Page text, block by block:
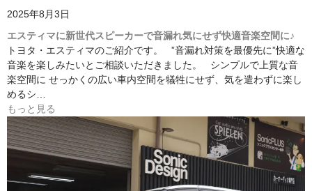
2025年8月3日
エスティマに新世代スピーカーで音漏れ気にせず快適音楽空間に♪
トヨタ・エスティマのご紹介です。 ”音漏れ対策を最優先に”快適な
音楽を楽しみたいとご相談いただきました。 シンプルで上質な音
楽空間に せっかくの広い車内空間を犠牲にせず、気を遣わずに楽し
めるシ…
もっと見る